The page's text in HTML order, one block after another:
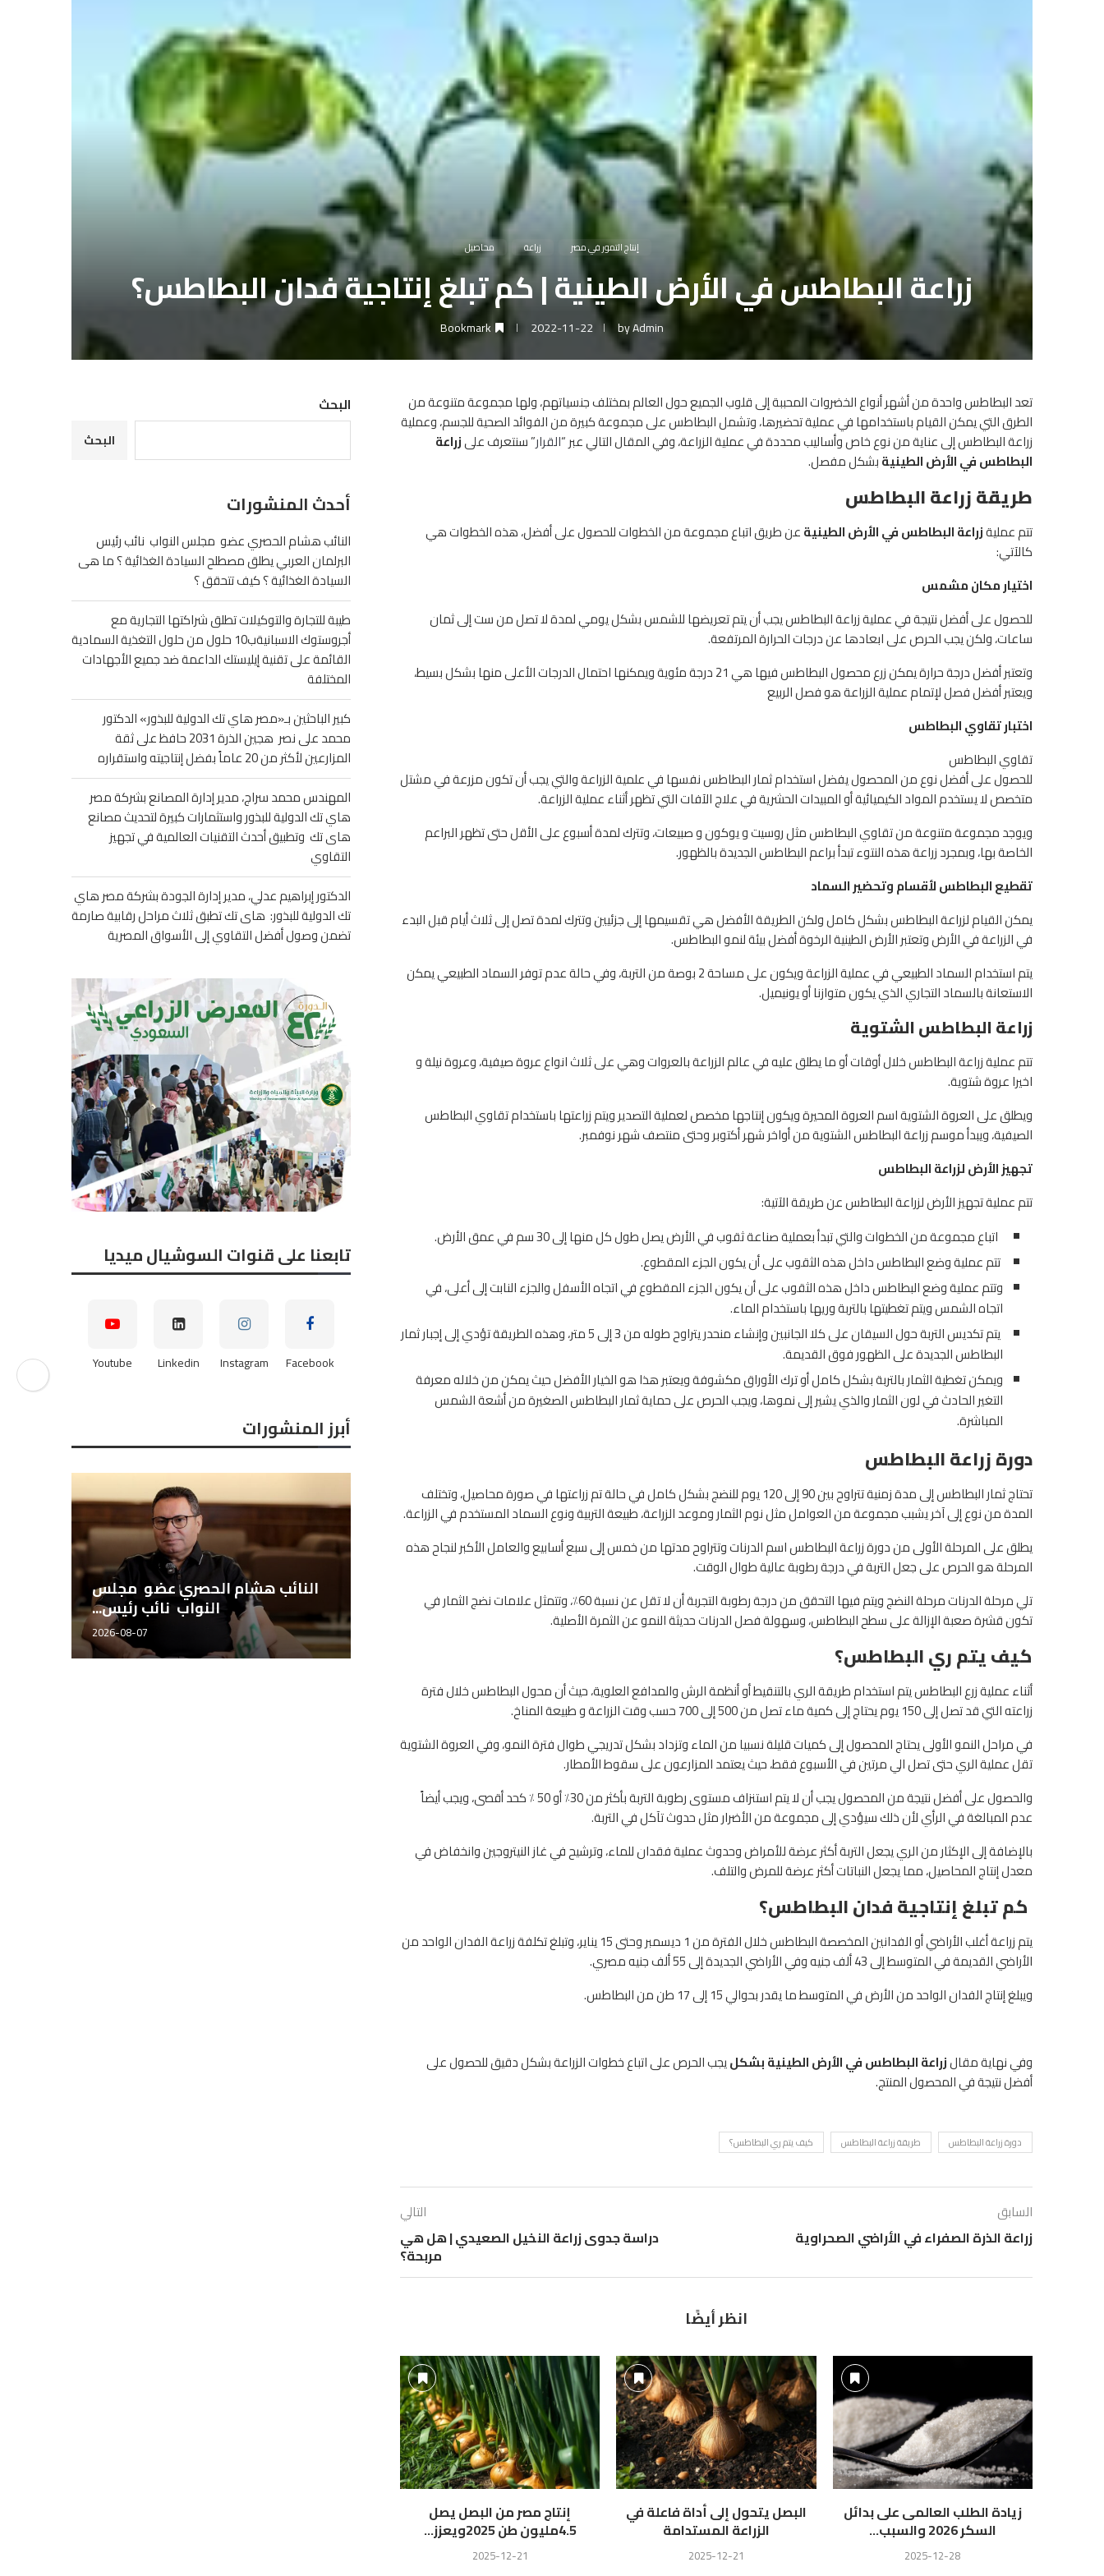
إنتاج التمور في مصر زراعة محاصيل
زراعة البطاطس في الأرض الطينية | كم تبلغ إنتاجية فدان البطاطس؟
byAdmin
2022-11-22
Bookmark
تعد البطاطس واحدة من أشهر أنواع الخضروات المحببة إلى قلوب الجميع حول العالم بمختلف جنسياتهم، ولها مجموعة متنوعة من
الطرق التي يمكن القيام باستخدامها في عملية تحضيرها، وتشمل البطاطس على مجموعة كبيرة من الفوائد الصحية للجسم، وعملية
زراعة البطاطس إلى عناية من نوع خاص وأساليب محددة في عملية الزراعة، وفي المقال التالي عبر “القرار” سنتعرف علىزراعة
البطاطس في الأرض الطينيةبشكل مفصل.
طريقة زراعة البطاطس
تتم عمليةزراعة البطاطس في الأرض الطينيةعن طريق اتباع مجموعة من الخطوات للحصول على أفضل، هذه الخطوات هي
كالآتي:
اختيار مكان مشمس
للحصول على أفضل نتيجة في عملية زراعة البطاطس يجب أن يتم تعريضها للشمس بشكل يومي لمدة لا تصل من ست إلى ثمان
ساعات، ولكن يجب الحرص على ابعادها عن درجات الحرارة المرتفعة.
وتعتبر أفضل درجة حرارة يمكن زرع محصول البطاطس فيها هي 21 درجة مئوية ويمكنها احتمال الدرجات الأعلى منها بشكل بسيط،
ويعتبر أفضل فصل لإتمام عملية الزراعة هو فصل الربيع
اختبار تقاوي البطاطس
تقاوي البطاطس
للحصول على أفضل نوع من المحصول يفضل استخدام ثمار البطاطس نفسها في علمية الزراعة والتي يجب أن تكون مزرعة في مشتل
متخصص لا يستخدم المواد الكيميائية أو المبيدات الحشرية في علاج الآفات التي تظهر أثناء عملية الزراعة.
ويوجد مجموعة متنوعة من تقاوي البطاطس مثل روسيت و يوكون و صبيعات، وتترك لمدة أسبوع على الأقل حتى تظهر البراعم
الخاصة بها، وبمجرد زراعة هذه النتوء تبدأ براعم البطاطس الجديدة بالظهور.
تقطيع البطاطس لأقسام وتحضير السماد
يمكن القيام لزراعة البطاطس بشكل كامل ولكن الطريقة الأفضل هي تقسيمها إلى جزئيين وتترك لمدة تصل إلى ثلاث أيام قبل البدء
في الزراعة في الأرض وتعتبر الأرض الطينية الرخوة أفضل بيئة لنمو البطاطس.
يتم استخدام السماد الطبيعي في عملية الزراعة ويكون على مساحة 2 بوصة من التربة، وفي حالة عدم توفر السماد الطبيعي يمكن
الاستعانة بالسماد التجاري الذي يكون متوازنا أو يونيميل.
زراعة البطاطس الشتوية
تتم عملية زراعة البطاطس خلال أوقات أو ما يطلق عليه في عالم الزراعة بالعروات وهي على ثلاث انواع عروة صيفية، وعروة نيلة و
اخيرا عروة شتوية.
ويطلق على العروة الشتوية اسم العروة المحيرة ويكون إنتاجها مخصص لعملية التصدير ويتم زراعتها باستخدام تقاوي البطاطس
الصيفية، ويبدأ موسم زراعة البطاطس الشتوية من أواخر شهر أكتوبر وحتى منتصف شهر نوفمبر.
تجهيز الأرض لزراعة البطاطس
تتم عملية تجهيز الأرض لزراعة البطاطس عن طريقة الآتية:
اتباع مجموعة من الخطوات والتي تبدأ بعملية صناعة ثقوب في الأرض يصل طول كل منها إلى 30 سم في عمق الأرض.
تتم عملية وضع البطاطس داخل هذه الثقوب على أن يكون الجزء المقطوع.
وتتم عملية وضع البطاطس داخل هذه الثقوب على أن يكون الجزء المقطوع في اتجاه الأسفل والجزء النابت إلى أعلى، في
اتجاه الشمس ويتم تغطيتها بالتربة وريها باستخدام الماء.
يتم تكديس التربة حول السيقان على كلا الجانبين وإنشاء منحدر يتراوح طوله من 3 إلى 5 متر، وهذه الطريقة تؤدي إلى إجبار ثمار
البطاطس الجديدة على الظهور فوق القديمة.
ويمكن تغطية الثمار بالتربة بشكل كامل أو ترك الأوراق مكشوفة ويعتبر هذا هو الخيار الأفضل حيث يمكن من خلاله معرفة
التغير الحادث في لون الثمار والذي يشير إلى نموها، ويجب الحرص على حماية ثمار البطاطس الصغيرة من أشعة الشمس
المباشرة.
دورة زراعة البطاطس
تحتاج ثمار البطاطس إلى مدة زمنية تتراوح بين 90 إلى 120 يوم للنضج بشكل كامل في حالة تم زراعتها في صورة محاصيل، وتختلف
المدة من نوع إلى آخر يشبب مجموعة من العوامل مثل نوم الثمار وموعد الزراعة، طبيعة التربية ونوع السماد المستخدم في الزراعة.
يطلق على المرحلة الأولى من دورة زراعة البطاطس اسم الدرنات وتتراوح مدتها من خمس إلى سبع أسابيع والعامل الأكبر لنجاح هذه
المرحلة هو الحرص على جعل التربة في درجة رطوبة عالية طوال الوقت.
تلي مرحلة الدرنات مرحلة النضج ويتم فيها التحقق من درجة رطوبة التجربة أن لا تقل عن نسبة 60٪، وتتمثل علامات نضج الثمار في
تكون قشرة صعبة الإزالة على سطح البطاطس، وسهولة فصل الدرنات حديثة النمو عن الثمرة الأصلية.
كيف يتم ري البطاطس؟
أثناء عملية زرع البطاطس يتم استخدام طريقة الري بالتنقيط أو أنظمة الرش والمدافع العلوية، حيث أن محول البطاطس خلال فترة
زراعته التي قد تصل إلى 150 يوم يحتاج إلى كمية ماء تصل من 500 إلى 700 حسب وقت الزراعة و طبيعة المناخ.
في مراحل النمو الأولى يحتاج المحصول إلى كميات قليلة نسبيا من الماء وتزداد بشكل تدريجي طوال فترة النمو، وفي العروة الشتوية
تقل عملية الري حتى تصل الي مرتين في الأسبوع فقط، حيث يعتمد المزارعون على سقوط الأمطار.
والحصول على أفضل نتيجة من المحصول يجب أن لا يتم استنزاف مستوى رطوبة التربة بأكثر من 30٪ أو 50 ٪ كحد أقصى، ويجب أيضاً
عدم المبالغة في الرأي لأن ذلك سيؤدي إلى مجموعة من الأضرار مثل حدوث تآكل في التربة.
بالإضافة إلى الإكثار من الري يجعل التربة أكثر عرضة للأمراض وحدوث عملية فقدان للماء، وترشيح في غاز النيتروجين وانخفاض في
معدل إنتاج المحاصيل، مما يجعل النباتات أكثر عرضة للمرض والتلف.
كم تبلغ إنتاجية فدان البطاطس؟
يتم زراعة أغلب الأراضي أو الفدانين المخصصة البطاطس خلال الفترة من 1 ديسمبر وحتى 15 يناير، وتبلغ تكلفة زراعة الفدان الواحد من
الأراضي القديمة في المتوسط إلى 43 ألف جنيه وفي الأراضي الجديدة إلى 55 ألف جنيه مصري.
ويبلغ إنتاج الفدان الواحد من الأرض في المتوسط ما يقدر بحوالي 15 إلى 17 طن من البطاطس.
وفي نهاية مقالزراعة البطاطس في الأرض الطينية بشكليجب الحرص على اتباع خطوات الزراعة بشكل دقيق للحصول على
أفضل نتيجة في المحصول المنتج.
دورة زراعة البطاطس طريقة زراعة البطاطس كيف يتم ري البطاطس؟
السابق
زراعة الذرة الصفراء في الأراضي الصحراوية
التالي
دراسة جدوى زراعة النخيل الصعيدي | هل هي
مربحة؟
انظر أيضًا
زيادة الطلب العالمى على بدائل
السكر 2026 والسبب...
2025-12-28
البصل يتحول إلى أداة فاعلة في
الزراعة المستدامة
2025-12-21
إنتاج مصر من البصل يصل
4.5مليون طن 2025ويعزز...
2025-12-21
البحث
البحث
أحدث المنشورات
النائب هشام الحصري عضو مجلس النواب نائب رئيس
البرلمان العربي يطلق مصطلح السيادة الغذائية ؟ ما هى
السيادة الغذائية ؟ كيف تتحقق ؟
طيبة للتجارة والتوكيلات تطلق شراكتها التجارية مع
أجروستوك الاسبانيةب10 حلول من حلول التغذية السمادية
القائمة على تقنية إيليستك الداعمة ضد جميع الأجهادات
المختلفة
كبير الباحثين بـ«مصر هاي تك الدولية للبذور» الدكتور
محمد على نصر هجين الذرة 2031 حافظ على ثقة
المزارعين لأكثر من 20 عاماً بفضل إنتاجيته واستقراره
المهندس محمد سراج، مدير إدارة المصانع بشركة مصر
هاي تك الدولية للبذور واستثمارات كبيرة لتحديث مصانع
هاى تك وتطبيق أحدث التقنيات العالمية في تجهيز
التقاوي
الدكتور إبراهيم عدلي، مدير إدارة الجودة بشركة مصر هاي
تك الدولية للبذور: هاى تك تطبق ثلاث مراحل رقابية صارمة
تضمن وصول أفضل التقاوي إلى الأسواق المصرية
تابعنا على قنوات السوشيال ميديا
Facebook
Instagram
Linkedin
Youtube
أبرز المنشورات
طيبة للتجارة والتوكيلات تطلق
شراكتها التجارية مع أجروستوك...
2026-08-06
كبير الباحثين بـ«مصر هاي تك
الدولية للبذور» الدكتور...
المهندس محمد سراج، مدير إدارة
المصانع بشركة مصر...
الدكتور إبراهيم عدلي، مدير إدارة
الجودة بشركة مصر...